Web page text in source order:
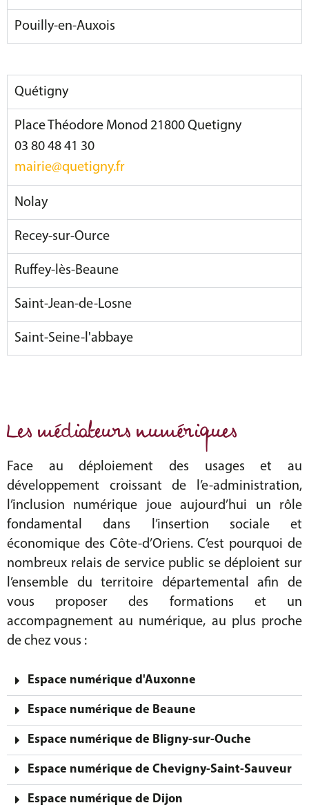
Pouilly-en-Auxois
Quétigny
Place Théodore Monod 21800 Quetigny
03 80 48 41 30
mairie@quetigny.fr
Nolay
Recey-sur-Ource
Ruffey-lès-Beaune
Saint-Jean-de-Losne
Saint-Seine-l'abbaye
Les médiateurs numériques
Face au déploiement des usages et au
développement croissant de l’e-administration,
l’inclusion numérique joue aujourd’hui un rôle
fondamental dans l’insertion sociale et
économique des Côte-d’Oriens. C’est pourquoi de
nombreux relais de service public se déploient sur
l’ensemble du territoire départemental afin de
vous proposer des formations et un
accompagnement au numérique, au plus proche
de chez vous :
Espace numérique d'Auxonne
Espace numérique de Beaune
Espace numérique de Bligny-sur-Ouche
Espace numérique de Chevigny-Saint-Sauveur
Espace numérique de Dijon